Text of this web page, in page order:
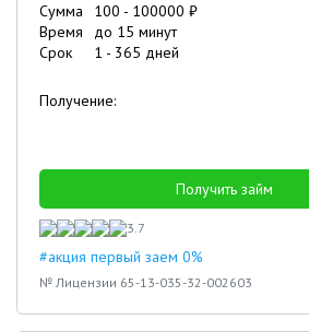
Сумма 100 - 100000 ₽
Время
до 15 минут
Срок
1 - 365 дней
Получение:
Получить займ
3.7
#акция первый заем 0%
№ Лицензии 65-13-035-32-002603